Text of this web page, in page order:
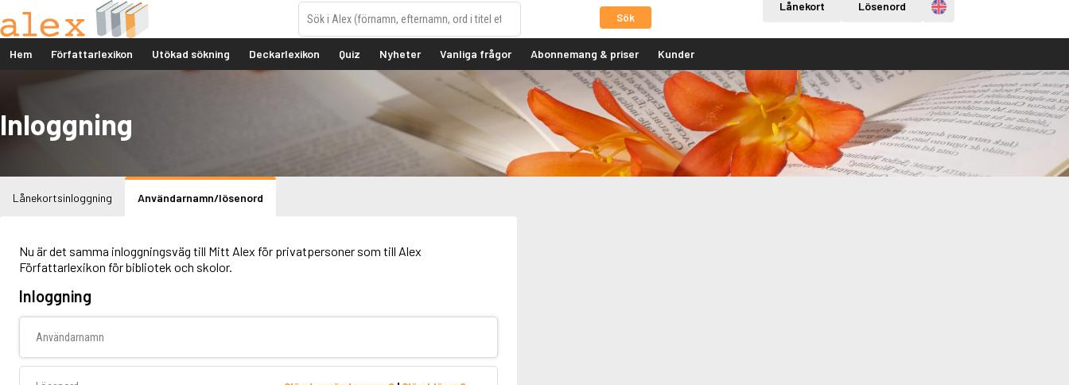
Sök
Lånekort Lösenord Engelska
Hem Författarlexikon Utökad sökning Deckarlexikon Quiz Nyheter Vanliga frågor Abonnemang & priser Kunder
Inloggning
Lånekortsinloggning Användarnamn/lösenord
Nu är det samma inloggningsväg till Mitt Alex för privatpersoner som till Alex
Författarlexikon för bibliotek och skolor.
Inloggning